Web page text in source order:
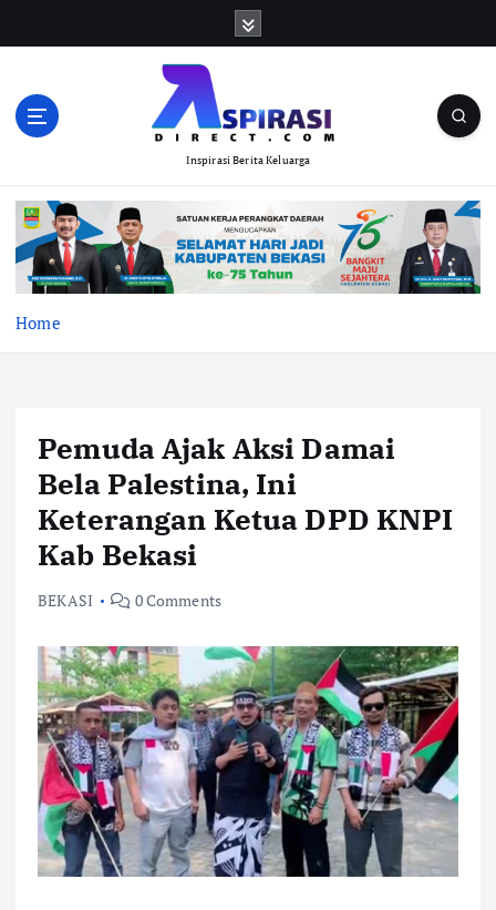
Inspirasi Berita Keluarga
Home
Pemuda Ajak Aksi Damai
Bela Palestina, Ini
Keterangan Ketua DPD KNPI
Kab Bekasi
BEKASI 0 Comments